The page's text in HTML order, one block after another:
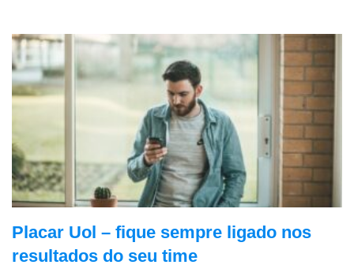
Placar Uol – fique sempre ligado nos
resultados do seu time